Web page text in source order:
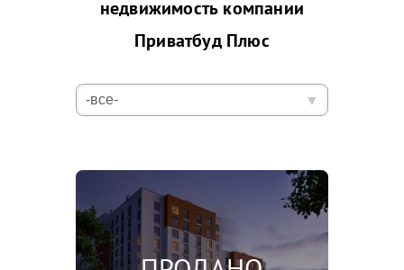
недвижимость компании
Приватбуд Плюс